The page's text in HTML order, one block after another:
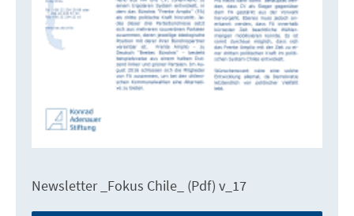
Newsletter _Fokus Chile_ (Pdf) v_17